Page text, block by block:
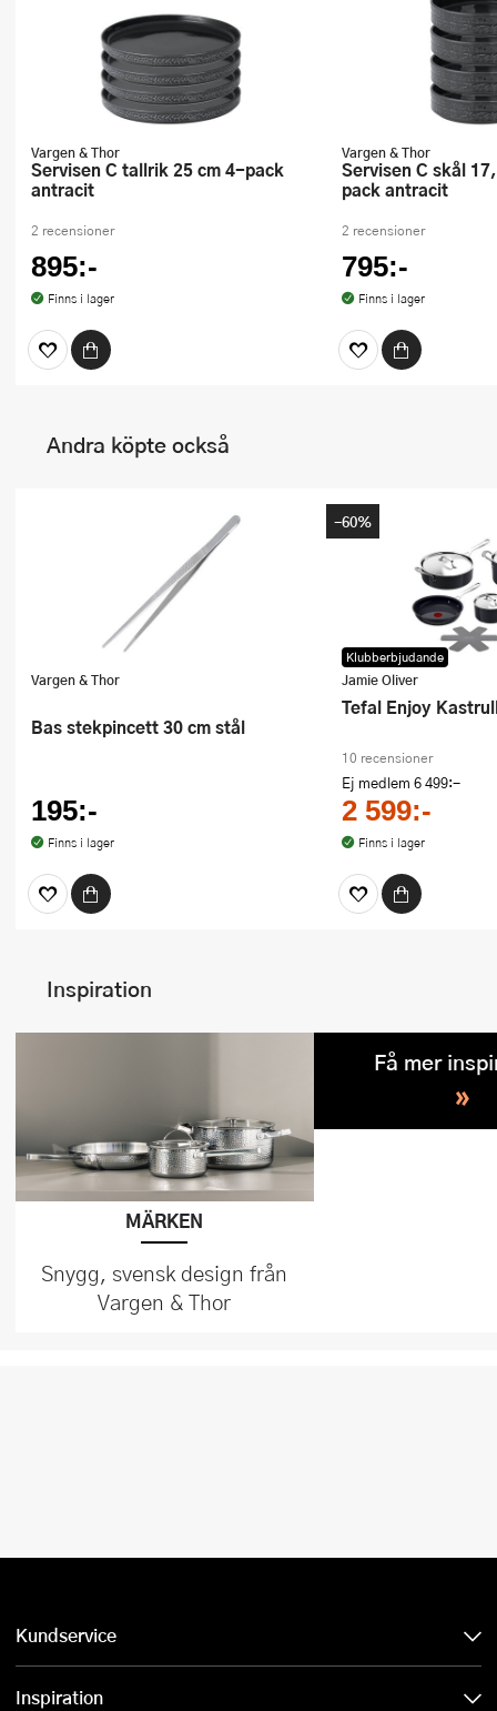
Vargen & Thor
Servisen C tallrik 25 cm 4-pack
antracit
2 recensioner
895:-
Finns i lager
Vargen & Thor
Servisen C skål 17,2 cm 25 cl 4-
pack antracit
2 recensioner
795:-
Finns i lager
Andra köpte också
Vargen & Thor
Bas stekpincett 30 cm stål
195:-
Finns i lager
Klubberbjudande
Jamie Oliver
Tefal Enjoy
10 recensioner
Ej medlem 6 499:-
2 599:-
Finns i lager
-60%
Inspiration
MÄRKEN
Snygg, svensk design från
Vargen & Thor
Få mer
»
Kundservice
Inspiration